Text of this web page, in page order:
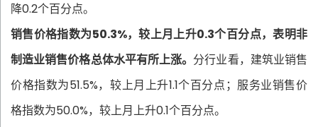
降0.2个百分点。
销售价格指数为50.3%，较上月上升0.3个百分点，表明非
制造业销售价格总体水平有所上涨。 分行业看，建筑业销售
价格指数为51.5%，较上月上升1.1个百分点；服务业销售价
格指数为50.0%，较上月上升0.1个百分点。